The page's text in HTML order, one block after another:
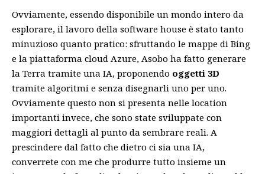
Ovviamente, essendo disponibile un mondo intero da
esplorare, il lavoro della software house è stato tanto
minuzioso quanto pratico: sfruttando le mappe di Bing
e la piattaforma cloud Azure, Asobo ha fatto generare
la Terra tramite una IA, proponendo oggetti 3D
tramite algoritmi e senza disegnarli uno per uno.
Ovviamente questo non si presenta nelle location
importanti invece, che sono state sviluppate con
maggiori dettagli al punto da sembrare reali. A
prescindere dal fatto che dietro ci sia una IA,
converrete con me che produrre tutto insieme un